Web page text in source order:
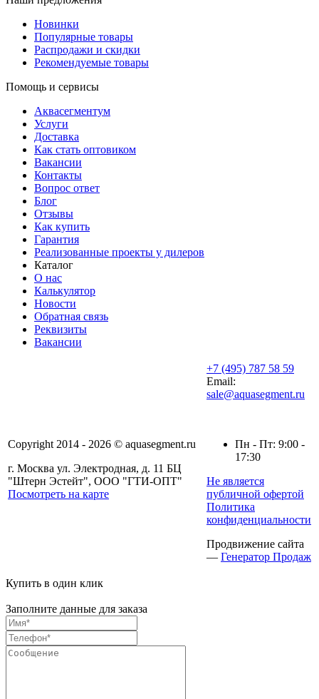
Новинки
Популярные товары
Распродажи и скидки
Рекомендуемые товары
Помощь и сервисы
Аквасегментум
Услуги
Доставка
Как стать оптовиком
Вакансии
Контакты
Вопрос ответ
Блог
Отзывы
Как купить
Гарантия
Реализованные проекты у дилеров
Каталог
О нас
Калькулятор
Новости
Обратная связь
Реквизиты
Вакансии
Copyright 2014 - 2026 © aquasegment.ru
г. Москва ул. Электродная, д. 11 БЦ
"Штерн Эстейт", ООО "ГТИ-ОПТ"
Посмотреть на карте
+7 (495) 787 58 59
Email:
sale@aquasegment.ru
Пн - Пт: 9:00 -
17:30
Не является
публичной офертой
Политика
конфиденциальности
Продвижение сайта
— Генератор Продаж
Купить в один клик
Заполните данные для заказа